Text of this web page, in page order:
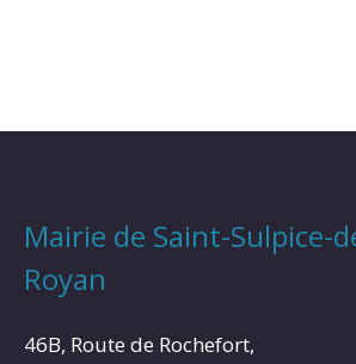
Mairie de Saint-Sulpice-
Royan
46B, Route de Rochefort,